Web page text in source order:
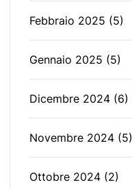
Febbraio 2025 (5)
Gennaio 2025 (5)
Dicembre 2024 (6)
Novembre 2024 (5)
Ottobre 2024 (2)